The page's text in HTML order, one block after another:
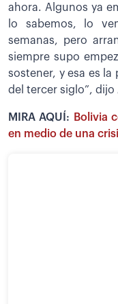
ahora. Algunos ya
lo sabemos, lo
semanas, pero
siempre supo
sostener, y esa es la
del tercer siglo”, dijo
MIRA AQUÍ:
Bolivia
en medio de una